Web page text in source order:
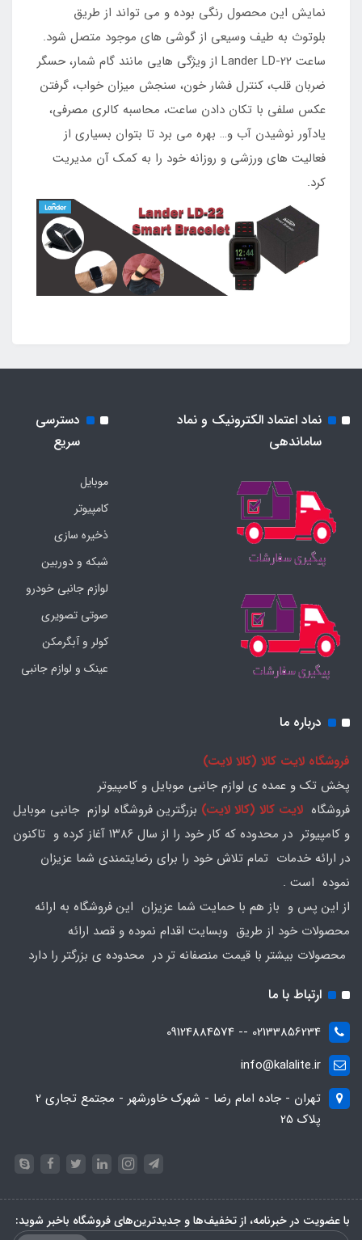
نمایش این محصول رنگی بوده و می تواند از طریق
بلوتوث به طیف وسیعی از گوشی های موجود متصل شود.
ساعت Lander LD-22 از ویژگی هایی مانند گام شمار، حسگر
ضربان قلب، کنترل فشار خون، سنجش میزان خواب، گرفتن
عکس سلفی با تکان دادن ساعت، محاسبه کالری مصرفی،
یادآور نوشیدن آب و… بهره می برد تا بتوان بسیاری از
فعالیت های ورزشی و روزانه خود را به کمک آن مدیریت
کرد.
نماد اعتماد الکترونیک و نماد
ساماندهی
دسترسی
سریع
موبایل
کامپیوتر
ذخیره سازی
شبکه و دوربین
لوازم جانبی خودرو
صوتی تصویری
کولر و آبگرمکن
عینک و لوازم جانبی
درباره ما
فروشگاه لایت کالا (کالا لایت)
پخش تک و عمده ی لوازم جانبی موبایل و کامپیوتر
فروشگاه لایت کالا (کالا لایت) بزرگترین فروشگاه لوازم جانبی موبایل
و کامپیوتر در محدوده که کار خود را از سال ۱۳۸۶ آغاز کرده و تاکنون
در ارائه خدمات تمام تلاش خود را برای رضایتمندی شما عزیزان
نموده است .
از این پس و باز هم با حمایت شما عزیزان این فروشگاه به ارائه
محصولات خود از طریق وبسایت اقدام نموده و قصد ارائه
محصولات بیشتر با قیمت منصفانه تر در محدوده ی بزرگتر را دارد
ارتباط با ما
02133856234 -- 09124884574
info@kalalite.ir
تهران - جاده امام رضا - شهرک خاورشهر - مجتمع تجاری 2
پلاک 25
با عضویت در خبرنامه، از تخفیف‌ها و جدیدترین‌های فروشگاه باخبر شوید: